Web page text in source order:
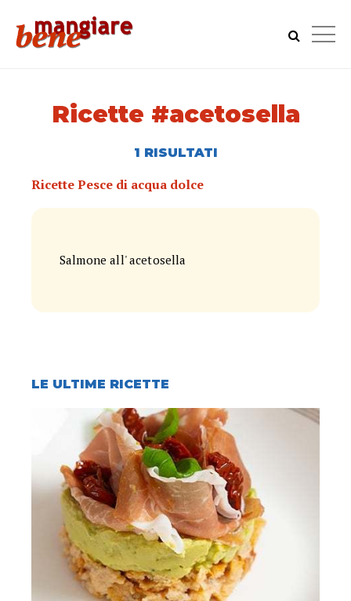
Ricette #acetosella
1 RISULTATI
Ricette Pesce di acqua dolce
Salmone all' acetosella
LE ULTIME RICETTE